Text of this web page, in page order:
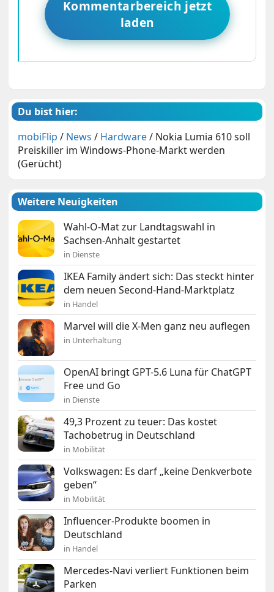
Kommentarbereich jetzt
laden
Du bist hier:
mobiFlip / News / Hardware/ Nokia Lumia 610 soll
Preiskiller im Windows-Phone-Markt werden
(Gerücht)
Weitere Neuigkeiten
Wahl-O-Mat zur Landtagswahl in
Sachsen-Anhalt gestartet
in Dienste
IKEA Family ändert sich: Das steckt hinter
dem neuen Second-Hand-Marktplatz
in Handel
Marvel will die X-Men ganz neu auflegen
in Unterhaltung
OpenAI bringt GPT-5.6 Luna für ChatGPT
Free und Go
in Dienste
49,3 Prozent zu teuer: Das kostet
Tachobetrug in Deutschland
in Mobilität
Volkswagen: Es darf „keine Denkverbote
geben“
in Mobilität
Influencer-Produkte boomen in
Deutschland
in Handel
Mercedes-Navi verliert Funktionen beim
Parken